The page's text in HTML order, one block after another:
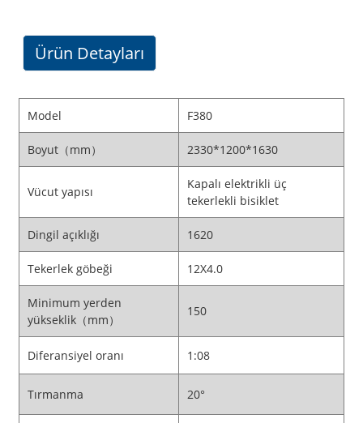
Ürün Detayları
Model F380
Boyut（mm） 2330*1200*1630
Vücut yapısı
Kapalı elektrikli üç
tekerlekli bisiklet
Dingil açıklığı 1620
Tekerlek göbeği 12X4.0
Minimum yerden
yükseklik（mm）
150
Diferansiyel oranı 1:08
Tırmanma 20°